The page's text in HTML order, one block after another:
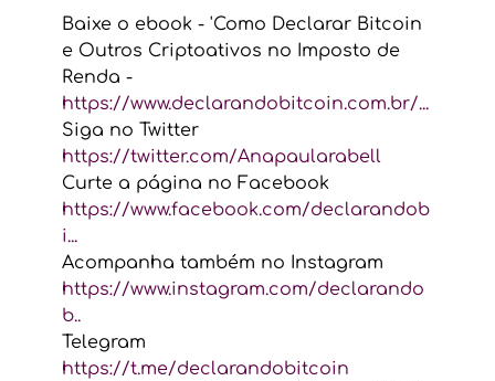
Baixe o ebook - 'Como Declarar Bitcoin
e Outros Criptoativos no Imposto de
Renda -
https://www.declarandobitcoin.com.br/...
Siga no Twitter
https://twitter.com/Anapaularabell
Curte a página no Facebook
https://www.facebook.com/declarandob
i...
Acompanha também no Instagram
https://www.instagram.com/declarando
b..
Telegram
https://t.me/declarandobitcoin